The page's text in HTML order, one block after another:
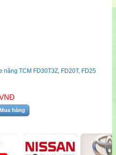
nâng TCM FD30T3Z, FD20T, FD25